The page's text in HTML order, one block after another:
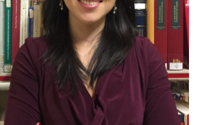
Estudiantes Alumni Académicos